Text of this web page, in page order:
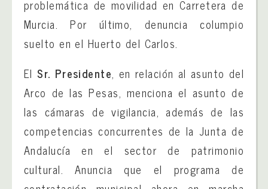
problemática de movilidad en Carretera de
Murcia. Por último, denuncia columpio
suelto en el Huerto del Carlos.
ElSr. Presidente, en relación al asunto del
Arco de las Pesas, menciona el asunto de
las cámaras de vigilancia, además de las
competencias concurrentes de la Junta de
Andalucía en el sector de patrimonio
cultural. Anuncia que el programa de